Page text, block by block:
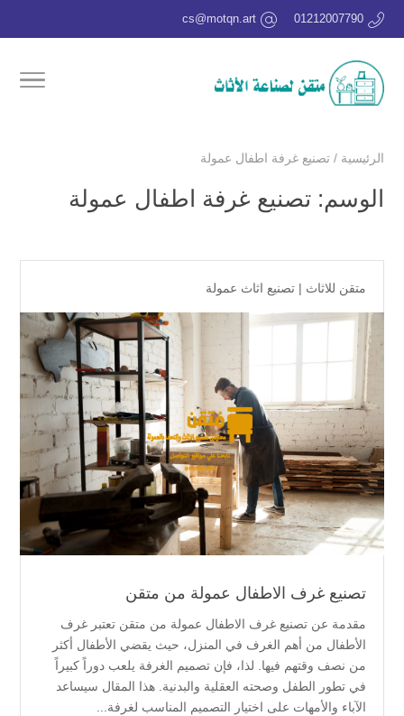
01212007790
cs@motqn.art
الرئيسية / تصنيع غرفة اطفال عمولة
الوسم: تصنيع غرفة اطفال عمولة
متقن للاثاث | تصنيع اثاث عمولة
تصنيع غرف الاطفال عمولة من متقن
مقدمة عن تصنيع غرف الاطفال عمولة من متقن تعتبر غرف
الأطفال من أهم الغرف في المنزل، حيث يقضي الأطفال أكثر
من نصف وقتهم فيها. لذا، فإن تصميم الغرفة يلعب دوراً كبيراً
في تطور الطفل وصحته العقلية والبدنية. هذا المقال سيساعد
الآباء والأمهات على اختيار التصميم المناسب لغرفة...